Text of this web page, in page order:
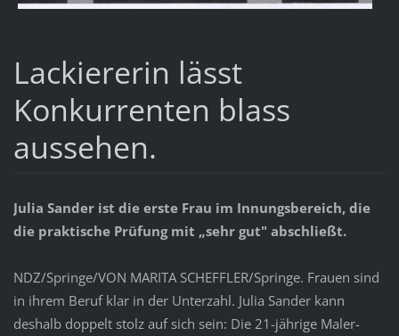
Lackiererin lässt
Konkurrenten blass
aussehen.
Julia Sander ist die erste Frau im Innungsbereich, die
die praktische Prüfung mit „sehr gut" abschließt.
NDZ/Springe/VON MARITA SCHEFFLER/Springe. Frauen sind
in ihrem Beruf klar in der Unterzahl. Julia Sander kann
deshalb doppelt stolz auf sich sein: Die 21-jährige Maler-